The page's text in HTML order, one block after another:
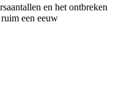
en het ontbreken
een eeuw